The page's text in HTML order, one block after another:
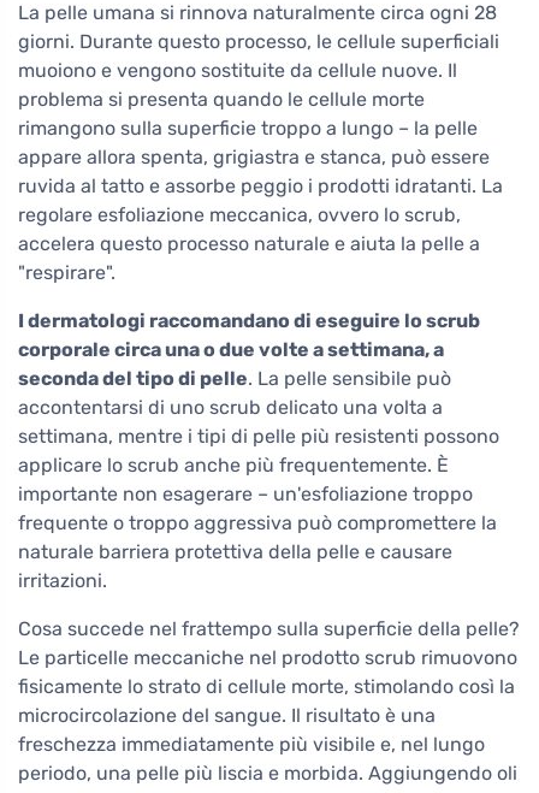
La pelle umana si rinnova naturalmente circa ogni 28
giorni. Durante questo processo, le cellule superficiali
muoiono e vengono sostituite da cellule nuove. Il
problema si presenta quando le cellule morte
rimangono sulla superficie troppo a lungo – la pelle
appare allora spenta, grigiastra e stanca, può essere
ruvida al tatto e assorbe peggio i prodotti idratanti. La
regolare esfoliazione meccanica, ovvero lo scrub,
accelera questo processo naturale e aiuta la pelle a
"respirare".
I dermatologi raccomandano di eseguire lo scrub
corporale circa una o due volte a settimana, a
seconda del tipo di pelle. La pelle sensibile può
accontentarsi di uno scrub delicato una volta a
settimana, mentre i tipi di pelle più resistenti possono
applicare lo scrub anche più frequentemente. È
importante non esagerare – un'esfoliazione troppo
frequente o troppo aggressiva può compromettere la
naturale barriera protettiva della pelle e causare
irritazioni.
Cosa succede nel frattempo sulla superficie della pelle?
Le particelle meccaniche nel prodotto scrub rimuovono
fisicamente lo strato di cellule morte, stimolando così la
microcircolazione del sangue. Il risultato è una
freschezza immediatamente più visibile e, nel lungo
periodo, una pelle più liscia e morbida. Aggiungendo oli